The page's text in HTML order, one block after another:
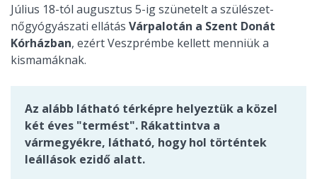
Július 18-tól augusztus 5-ig szünetelt a szülészet-
nőgyógyászati ellátás Várpalotán a Szent Donát
Kórházban, ezért Veszprémbe kellett menniük a
kismamáknak.
Az alább látható térképre helyeztük a közel
két éves "termést". Rákattintva a
vármegyékre, látható, hogy hol történtek
leállások ezidő alatt.